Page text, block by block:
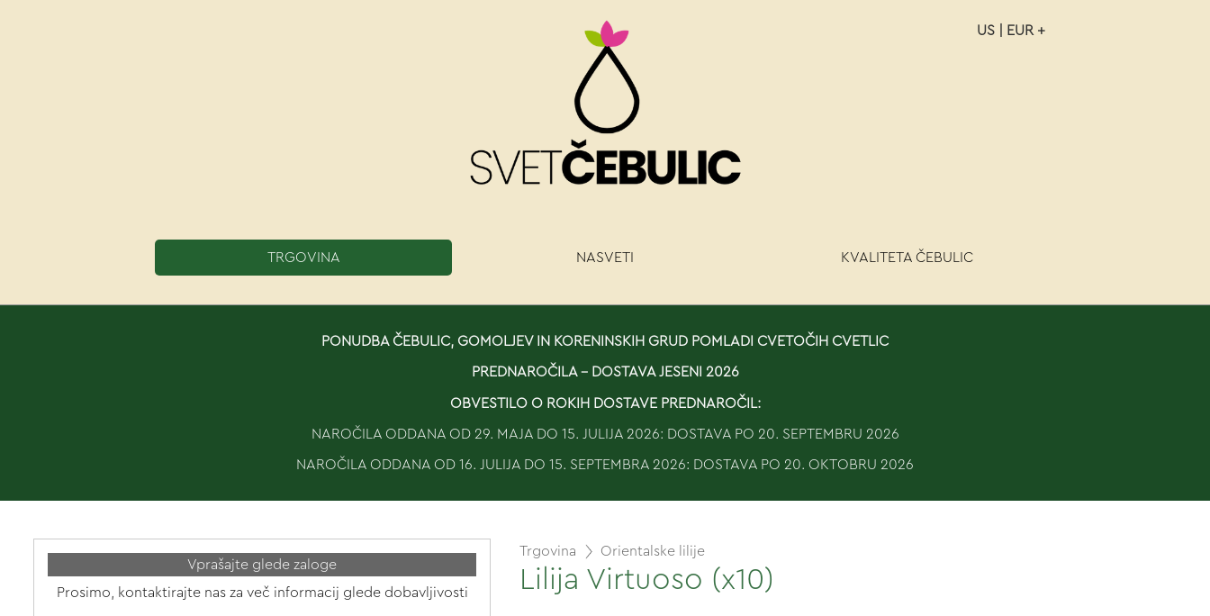
US | EUR +
TRGOVINA NASVETI KVALITETA ČEBULIC
PONUDBA ČEBULIC, GOMOLJEV IN KORENINSKIH GRUD POMLADI CVETOČIH CVETLIC
PREDNAROČILA - DOSTAVA JESENI 2026
OBVESTILO O ROKIH DOSTAVE PREDNAROČIL:
NAROČILA ODDANA OD 29. MAJA DO 15. JULIJA 2026: DOSTAVA PO 20. SEPTEMBRU 2026
NAROČILA ODDANA OD 16. JULIJA DO 15. SEPTEMBRA 2026: DOSTAVA PO 20. OKTOBRU 2026
Vprašajte glede zaloge
Prosimo, kontaktirajte nas za več informacij glede dobavljivosti
Trgovina Orientalske lilije
Lilija Virtuoso (x10)